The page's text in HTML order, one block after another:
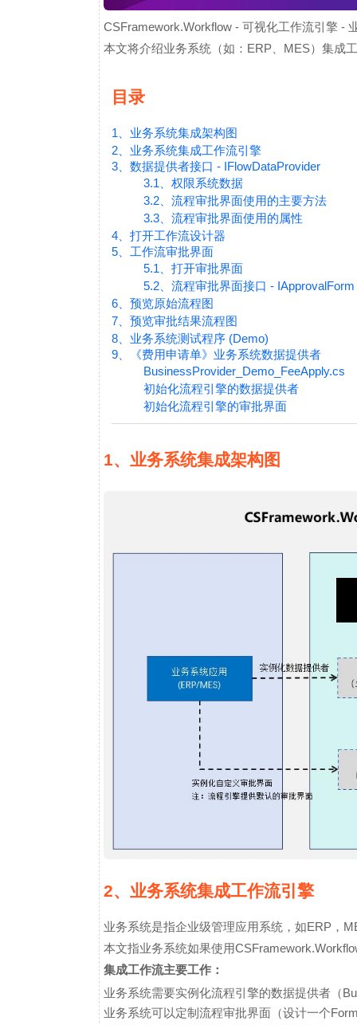
CSFramework.Workflow - 可视化工作流引擎 -
本文将介绍业务系统（如：ERP、MES）集成
目录
1、业务系统集成架构图
2、业务系统集成工作流引擎
3、数据提供者接口 - IFlowDataProvider
3.1、权限系统数据
3.2、流程审批界面使用的主要方法
3.3、流程审批界面使用的属性
4、打开工作流设计器
5、工作流审批界面
5.1、打开审批界面
5.2、流程审批界面接口 - IApprovalForm
6、预览原始流程图
7、预览审批结果流程图
8、业务系统测试程序 (Demo)
9、《费用申请单》业务系统数据提供者
BusinessProvider_Demo_FeeApply.cs
初始化流程引擎的数据提供者
初始化流程引擎的审批界面
1、业务系统集成架构图
2、业务系统集成工作流引擎
业务系统是指企业级管理应用系统，如ERP，
本文指业务系统如果使用
集成工作流主要工作：
业务系统需要实例化流程引擎的数据提供者（
业务系统可以定制流程审批界面（设计一个